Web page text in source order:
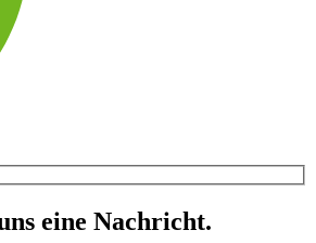
eine Nachricht.